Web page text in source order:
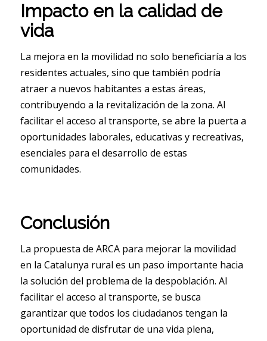
Impacto en la calidad de
vida
La mejora en la movilidad no solo beneficiaría a los
residentes actuales, sino que también podría
atraer a nuevos habitantes a estas áreas,
contribuyendo a la revitalización de la zona. Al
facilitar el acceso al transporte, se abre la puerta a
oportunidades laborales, educativas y recreativas,
esenciales para el desarrollo de estas
comunidades.
Conclusión
La propuesta de ARCA para mejorar la movilidad
en la Catalunya rural es un paso importante hacia
la solución del problema de la despoblación. Al
facilitar el acceso al transporte, se busca
garantizar que todos los ciudadanos tengan la
oportunidad de disfrutar de una vida plena,